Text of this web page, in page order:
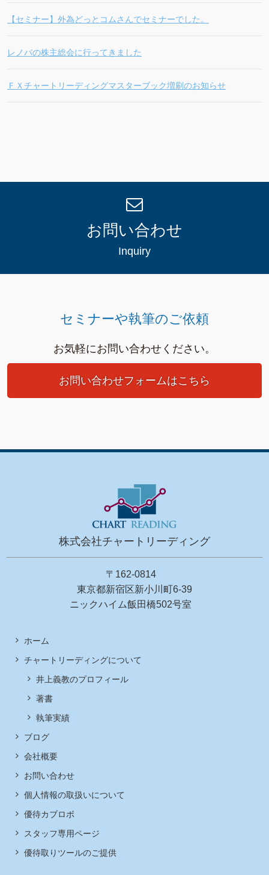
【セミナー】外為どっとコムさんでセミナーでした。
レノバの株主総会に行ってきました
ＦＸチャートリーディングマスターブック増刷のお知らせ
お問い合わせ
Inquiry
セミナーや執筆のご依頼
お気軽にお問い合わせください。
お問い合わせフォームはこちら
株式会社チャートリーディング
〒162-0814
東京都新宿区新小川町6-39
ニックハイム飯田橋502号室
ホーム
チャートリーディングについて
井上義教のプロフィール
著書
執筆実績
ブログ
会社概要
お問い合わせ
個人情報の取扱いについて
優待カブロボ
スタッフ専用ページ
優待取りツールのご提供